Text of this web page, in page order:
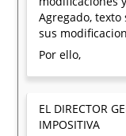
Agregado,
sus
Por ello,
EL DIRECTOR
IMPOSITIVA